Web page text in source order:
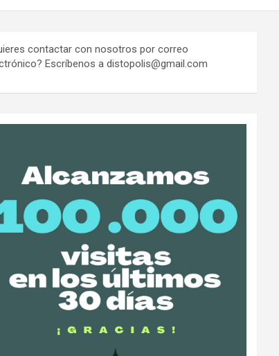
contactar con nosotros por correo
Escríbenos a distopolis@gmail.com